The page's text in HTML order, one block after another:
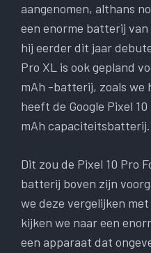
aangenomen, althans
een enorme batterij
hij eerder dit jaar
Pro XL is ook gepland
mAh -batterij, zoals we
heeft de Google Pixel
mAh capaciteitsbatterij.
Dit zou de Pixel 10 Pro
batterij boven zijn
we deze vergelijken met
kijken we naar een
een apparaat dat